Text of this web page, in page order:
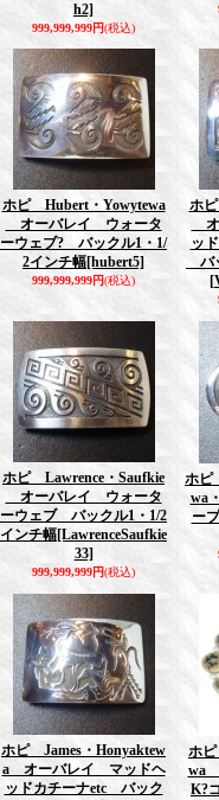
h2]
999,999,999円(税込)
ホピ Hubert・Yowytewa
オーバレイ ウォータ
ーウェブ? バックル1・1/
2インチ幅[hubert5]
999,999,999円(税込)
ホ
オ
ッ
バ
ホピ Lawrence・Saufkie
オーバレイ ウォータ
ーウェブ バックル1・1/2
インチ幅[LawrenceSaufkie
33]
999,999,999円(税込)
ホピ
wa
ー
ホピ James・Honyaktew
a オーバレイ マッドヘ
ッドカチーナetc バック
ホ
wa
K?